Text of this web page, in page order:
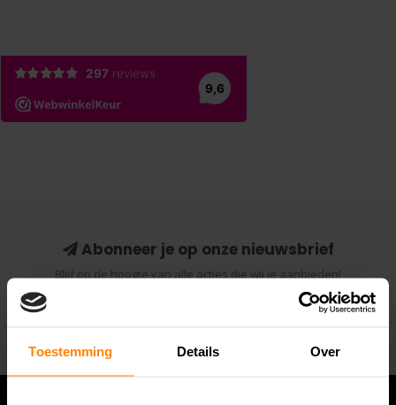
Toestemming Details Over
Abonneer je op onze nieuwsbrief
Blijf op de hoogte van alle acties die wij je aanbieden!
Abonneer